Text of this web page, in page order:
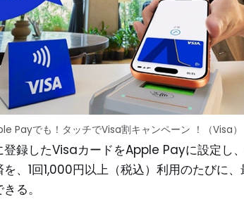
Payでも！タッチでVisa割キャンペーン ！（Visa）
録したVisaカードをApple Payに設定し
、1回1,000円以上（税込）利用のたびに
る。